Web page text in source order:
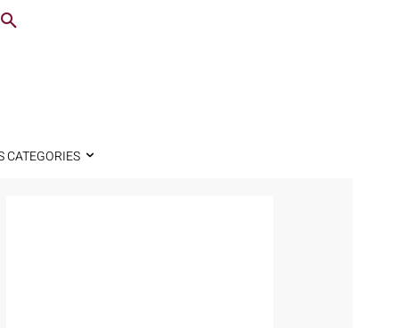
CATEGORIES